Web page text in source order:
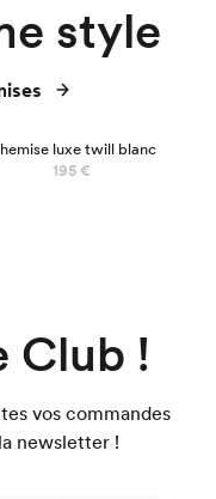
style
luxe twill blanc
195 €
Club !
vos commandes
newsletter !